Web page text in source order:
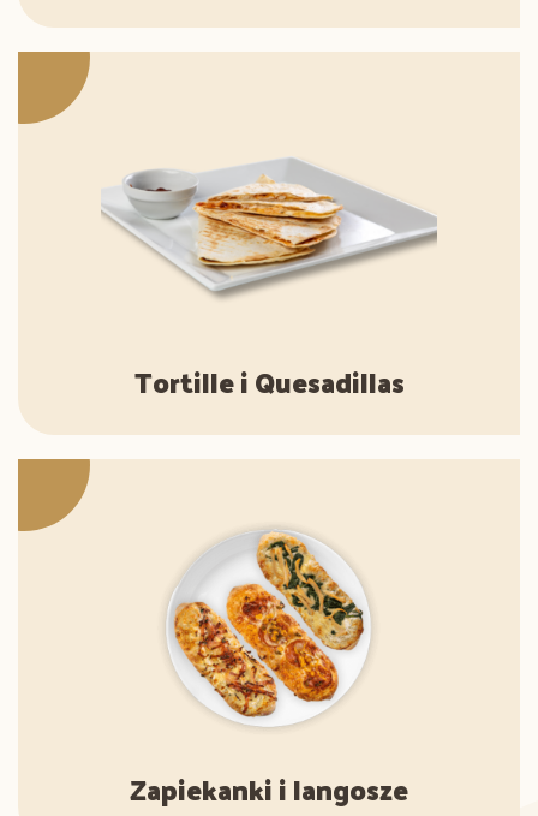
Tortille i Quesadillas
Zapiekanki i langosze